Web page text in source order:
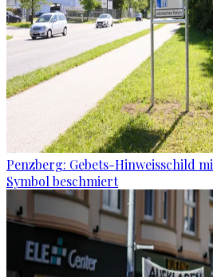
Penzberg: Gebets-Hinweisschild
Symbol beschmiert